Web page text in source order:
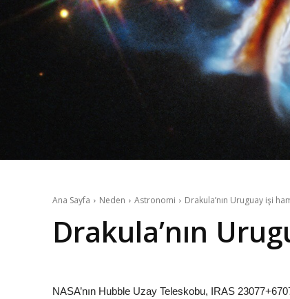
Ana Sayfa Neden Astronomi Drakula’nın Uruguay işi
Drakula’nın
NASA’nın Hubble Uzay Teleskobu, IRAS